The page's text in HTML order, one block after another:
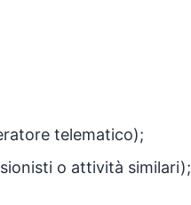
telematico);
o attività similari);